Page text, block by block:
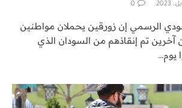
0
الرسمي إن زورقين يحملان مواطنين
تم إنقاذهم من السودان الذي
يوم…